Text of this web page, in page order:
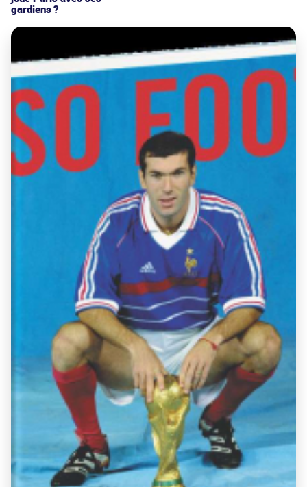
gardiens ?